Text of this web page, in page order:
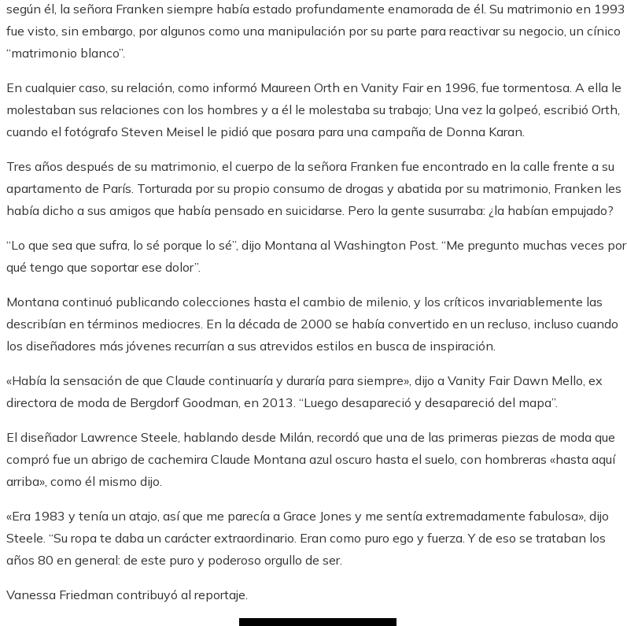
según él, la señora Franken siempre había estado profundamente enamorada de él. Su matrimonio en 1993
fue visto, sin embargo, por algunos como una manipulación por su parte para reactivar su negocio, un cínico
“matrimonio blanco”.
En cualquier caso, su relación, como informó Maureen Orth en Vanity Fair en 1996, fue tormentosa. A ella le
molestaban sus relaciones con los hombres y a él le molestaba su trabajo; Una vez la golpeó, escribió Orth,
cuando el fotógrafo Steven Meisel le pidió que posara para una campaña de Donna Karan.
Tres años después de su matrimonio, el cuerpo de la señora Franken fue encontrado en la calle frente a su
apartamento de París. Torturada por su propio consumo de drogas y abatida por su matrimonio, Franken les
había dicho a sus amigos que había pensado en suicidarse. Pero la gente susurraba: ¿la habían empujado?
“Lo que sea que sufra, lo sé porque lo sé”, dijo Montana al Washington Post. “Me pregunto muchas veces por
qué tengo que soportar ese dolor”.
Montana continuó publicando colecciones hasta el cambio de milenio, y los críticos invariablemente las
describían en términos mediocres. En la década de 2000 se había convertido en un recluso, incluso cuando
los diseñadores más jóvenes recurrían a sus atrevidos estilos en busca de inspiración.
«Había la sensación de que Claude continuaría y duraría para siempre», dijo a Vanity Fair Dawn Mello, ex
directora de moda de Bergdorf Goodman, en 2013. “Luego desapareció y desapareció del mapa”.
El diseñador Lawrence Steele, hablando desde Milán, recordó que una de las primeras piezas de moda que
compró fue un abrigo de cachemira Claude Montana azul oscuro hasta el suelo, con hombreras «hasta aquí
arriba», como él mismo dijo.
«Era 1983 y tenía un atajo, así que me parecía a Grace Jones y me sentía extremadamente fabulosa», dijo
Steele. “Su ropa te daba un carácter extraordinario. Eran como puro ego y fuerza. Y de eso se trataban los
años 80 en general: de este puro y poderoso orgullo de ser.
Vanessa Friedman contribuyó al reportaje.